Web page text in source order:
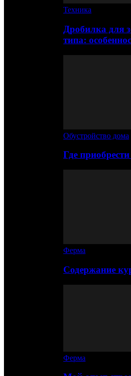
Техника
Дробилка для
типа:
Обустройство дома
Где
Ферма
Содержание
Ферма